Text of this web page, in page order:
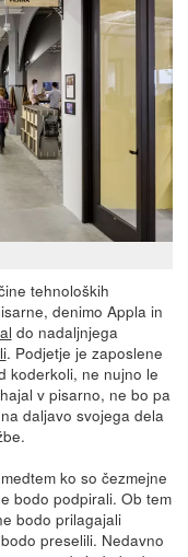
tehnoloških
denimo Appla in
do nadaljnjega
. Podjetje je zaposlene
koderkoli, ne nujno le
v pisarno, ne bo pa
daljavo svojega dela
ko so čezmejne
bodo podpirali. Ob tem
bodo prilagajali
preselili. Nedavno